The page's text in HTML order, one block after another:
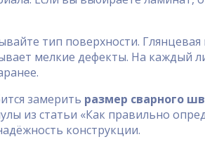
тип поверхности.
мелкие дефекты. На каждый
замерить размер сварного
из статьи «Как правильно
конструкции.